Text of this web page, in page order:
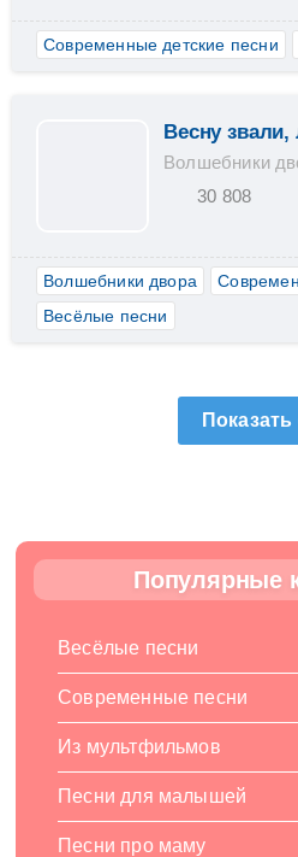
Современные детские песни
Весну
Волшебники
30 808
Волшебники двора
Весёлые песни
Популярные
Весёлые песни
Современные песни
Из мультфильмов
Песни для малышей
Песни про маму